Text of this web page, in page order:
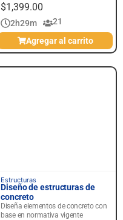
$1,399.00
2h29m
21
Agregar al carrito
Estructuras
Diseño de estructuras de
concreto
Diseña elementos de concreto con
base en normativa vigente